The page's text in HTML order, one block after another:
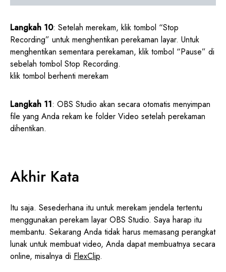
Langkah 10: Setelah merekam, klik tombol “Stop
Recording” untuk menghentikan perekaman layar. Untuk
menghentikan sementara perekaman, klik tombol “Pause” di
sebelah tombol Stop Recording.
klik tombol berhenti merekam
Langkah 11: OBS Studio akan secara otomatis menyimpan
file yang Anda rekam ke folder Video setelah perekaman
dihentikan.
Akhir Kata
Itu saja. Sesederhana itu untuk merekam jendela tertentu
menggunakan perekam layar OBS Studio. Saya harap itu
membantu. Sekarang Anda tidak harus memasang perangkat
lunak untuk membuat video, Anda dapat membuatnya secara
online, misalnya di FlexClip.